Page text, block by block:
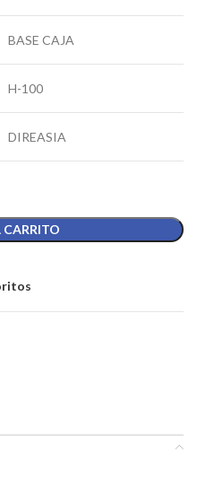
BASE CAJA
H-100
DIREASIA